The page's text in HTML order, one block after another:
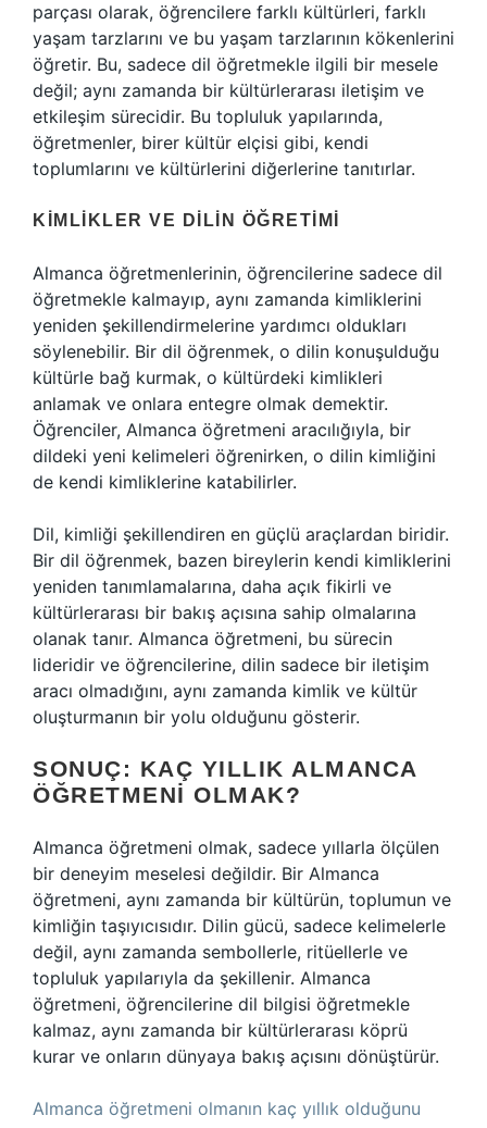
parçası olarak, öğrencilere farklı kültürleri, farklı
yaşam tarzlarını ve bu yaşam tarzlarının kökenlerini
öğretir. Bu, sadece dil öğretmekle ilgili bir mesele
değil; aynı zamanda bir kültürlerarası iletişim ve
etkileşim sürecidir. Bu topluluk yapılarında,
öğretmenler, birer kültür elçisi gibi, kendi
toplumlarını ve kültürlerini diğerlerine tanıtırlar.
KIMLIKLER VE DILIN ÖĞRETIMI
Almanca öğretmenlerinin, öğrencilerine sadece dil
öğretmekle kalmayıp, aynı zamanda kimliklerini
yeniden şekillendirmelerine yardımcı oldukları
söylenebilir. Bir dil öğrenmek, o dilin konuşulduğu
kültürle bağ kurmak, o kültürdeki kimlikleri
anlamak ve onlara entegre olmak demektir.
Öğrenciler, Almanca öğretmeni aracılığıyla, bir
dildeki yeni kelimeleri öğrenirken, o dilin kimliğini
de kendi kimliklerine katabilirler.
Dil, kimliği şekillendiren en güçlü araçlardan biridir.
Bir dil öğrenmek, bazen bireylerin kendi kimliklerini
yeniden tanımlamalarına, daha açık fikirli ve
kültürlerarası bir bakış açısına sahip olmalarına
olanak tanır. Almanca öğretmeni, bu sürecin
lideridir ve öğrencilerine, dilin sadece bir iletişim
aracı olmadığını, aynı zamanda kimlik ve kültür
oluşturmanın bir yolu olduğunu gösterir.
SONUÇ: KAÇ YILLIK ALMANCA
ÖĞRETMENI OLMAK?
Almanca öğretmeni olmak, sadece yıllarla ölçülen
bir deneyim meselesi değildir. Bir Almanca
öğretmeni, aynı zamanda bir kültürün, toplumun ve
kimliğin taşıyıcısıdır. Dilin gücü, sadece kelimelerle
değil, aynı zamanda sembollerle, ritüellerle ve
topluluk yapılarıyla da şekillenir. Almanca
öğretmeni, öğrencilerine dil bilgisi öğretmekle
kalmaz, aynı zamanda bir kültürlerarası köprü
kurar ve onların dünyaya bakış açısını dönüştürür.
Almanca öğretmeni olmanın kaç yıllık olduğunu